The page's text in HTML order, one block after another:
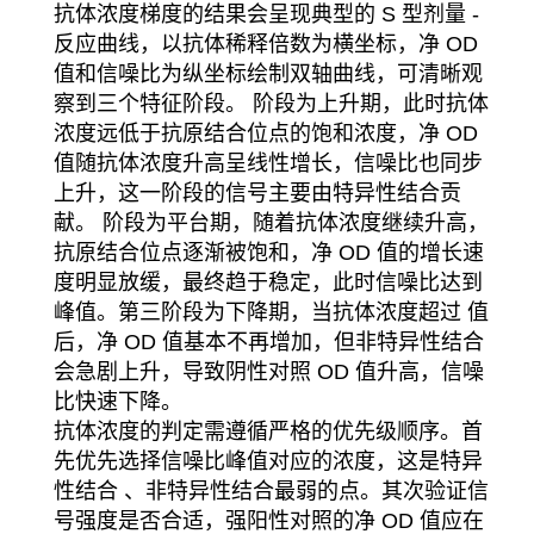
抗体浓度梯度的结果会呈现典型的 S 型剂量 -
反应曲线，以抗体稀释倍数为横坐标，净 OD
值和信噪比为纵坐标绘制双轴曲线，可清晰观
察到三个特征阶段。 阶段为上升期，此时抗体
浓度远低于抗原结合位点的饱和浓度，净 OD
值随抗体浓度升高呈线性增长，信噪比也同步
上升，这一阶段的信号主要由特异性结合贡
献。 阶段为平台期，随着抗体浓度继续升高，
抗原结合位点逐渐被饱和，净 OD 值的增长速
度明显放缓，最终趋于稳定，此时信噪比达到
峰值。第三阶段为下降期，当抗体浓度超过 值
后，净 OD 值基本不再增加，但非特异性结合
会急剧上升，导致阴性对照 OD 值升高，信噪
比快速下降。
抗体浓度的判定需遵循严格的优先级顺序。首
先优先选择信噪比峰值对应的浓度，这是特异
性结合 、非特异性结合最弱的点。其次验证信
号强度是否合适，强阳性对照的净 OD 值应在